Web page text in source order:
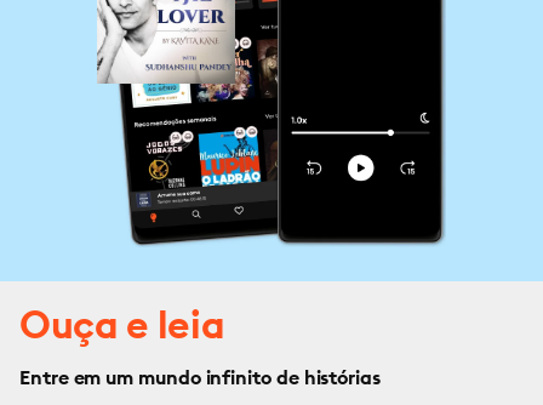
Ouça e leia
Entre em um mundo infinito de histórias